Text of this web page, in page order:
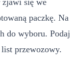
paczkę. Na
do wyboru. Podaj
przewozowy.